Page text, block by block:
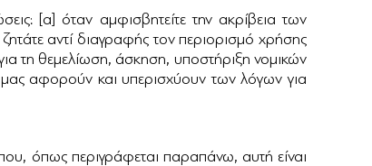
[α] όταν αμφισβητείτε την ακρίβεια των
αντί διαγραφής τον περιορισμό χρήσης
τη θεμελίωση, άσκηση, υποστήριξη νομικών
μας αφορούν και υπερισχύουν των λόγων για
όπως περιγράφεται παραπάνω, αυτή είναι